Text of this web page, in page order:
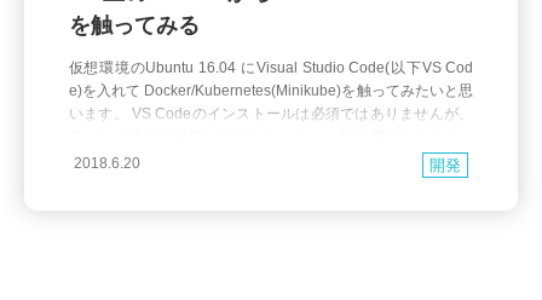
を触ってみる
仮想環境のUbuntu 16.04 にVisual Studio Code(以下VS Cod
e)を入れて Docker/Kubernetes(Minikube)を触ってみたいと思
います。 VS Codeのインストールは必須ではありませんが、
で Docker の操作が容易になるので今回使用しています。 Ub
2018.6.20 開発